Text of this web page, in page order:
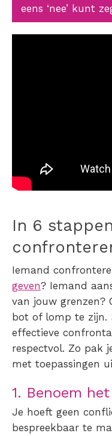
eens ‘nee’ kunt
In 6
Iemand
geven? Iemand
van jouw grenzen?
bot of lomp te zijn.
effectieve
respectvol. Zo pak
met toepassingen
1. Benoem
Je hoeft geen
bespreekbaar te